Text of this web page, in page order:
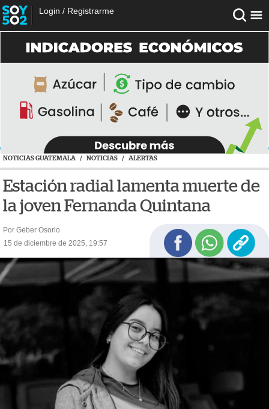
Login / Registrarme
NOTICIAS GUATEMALA / NOTICIAS / ALERTAS
Estación radial lamenta muerte de
la joven Fernanda Quintana
Por Geber Osorio
15 de diciembre de 2025, 19:57